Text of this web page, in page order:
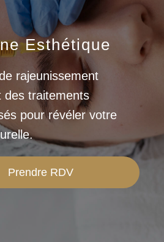
ESTHÉTIQUES
ESTHETIQUES
ESTHÉTIQUE
L’ÉQUIPE
Esthétique
rajeunissement
des traitements
pour révéler votre
Prendre RDV